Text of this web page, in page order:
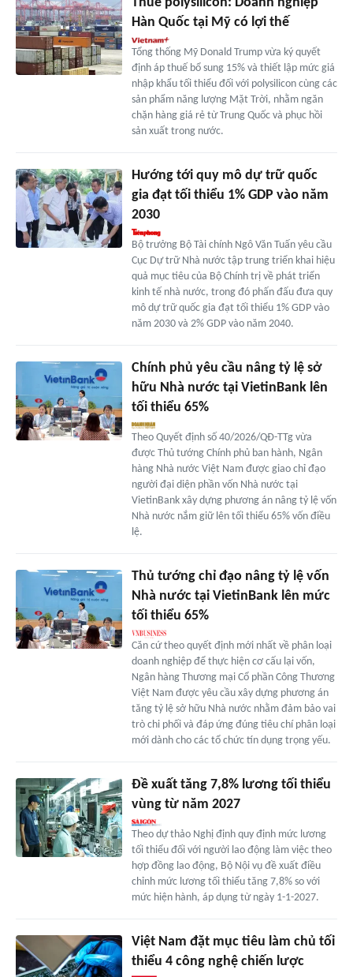
Hàn Quốc tại Mỹ có lợi thế
Tổng thống Mỹ Donald Trump vừa ký quyết
định áp thuế bổ sung 15% và thiết lập mức giá
nhập khẩu tối thiểu đối với polysilicon cùng các
sản phẩm năng lượng Mặt Trời, nhằm ngăn
chặn hàng giá rẻ từ Trung Quốc và phục hồi
sản xuất trong nước.
Hướng tới quy mô dự trữ quốc
gia đạt tối thiểu 1% GDP vào năm
2030
Bộ trưởng Bộ Tài chính Ngô Văn Tuấn yêu cầu
Cục Dự trữ Nhà nước tập trung triển khai hiệu
quả mục tiêu của Bộ Chính trị về phát triển
kinh tế nhà nước, trong đó phấn đấu đưa quy
mô dự trữ quốc gia đạt tối thiểu 1% GDP vào
năm 2030 và 2% GDP vào năm 2040.
Chính phủ yêu cầu nâng tỷ lệ sở
hữu Nhà nước tại VietinBank lên
tối thiểu 65%
Theo Quyết định số 40/2026/QĐ-TTg vừa
được Thủ tướng Chính phủ ban hành, Ngân
hàng Nhà nước Việt Nam được giao chỉ đạo
người đại diện phần vốn Nhà nước tại
VietinBank xây dựng phương án nâng tỷ lệ vốn
Nhà nước nắm giữ lên tối thiểu 65% vốn điều
lệ.
Thủ tướng chỉ đạo nâng tỷ lệ vốn
Nhà nước tại VietinBank lên mức
tối thiểu 65%
Căn cứ theo quyết định mới nhất về phân loại
doanh nghiệp để thực hiện cơ cấu lại vốn,
Ngân hàng Thương mại Cổ phần Công Thương
Việt Nam được yêu cầu xây dựng phương án
tăng tỷ lệ sở hữu Nhà nước nhằm đảm bảo vai
trò chi phối và đáp ứng đúng tiêu chí phân loại
mới dành cho các tổ chức tín dụng trọng yếu.
Đề xuất tăng 7,8% lương tối thiểu
vùng từ năm 2027
Theo dự thảo Nghị định quy định mức lương
tối thiểu đối với người lao động làm việc theo
hợp đồng lao động, Bộ Nội vụ đề xuất điều
chỉnh mức lương tối thiểu tăng 7,8% so với
mức hiện hành, áp dụng từ ngày 1-1-2027.
Việt Nam đặt mục tiêu làm chủ tối
thiểu 4 công nghệ chiến lược